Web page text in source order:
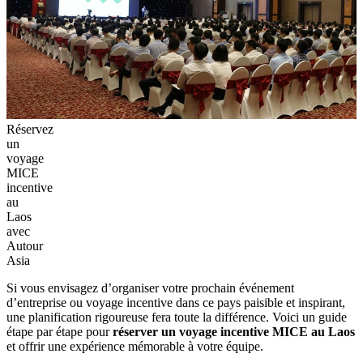
Réservez
un
voyage
MICE
incentive
au
Laos
avec
Autour
Asia
Si vous envisagez d’organiser votre prochain événement
d’entreprise ou voyage incentive dans ce pays paisible et inspirant,
une planification rigoureuse fera toute la différence. Voici un guide
étape par étape pourréserver un voyage incentive MICE au Laos
et offrir une expérience mémorable à votre équipe.